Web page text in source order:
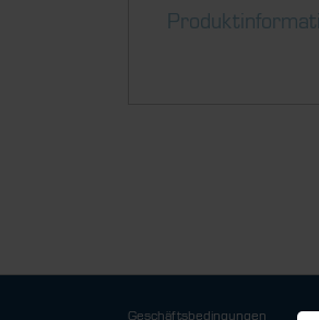
Geschäftsbedingungen